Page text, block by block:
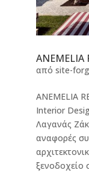
ANEMELIA
από site-
ANEMELIA
Interior
Λαγανάς
αναφορές
ξενοδοχείο